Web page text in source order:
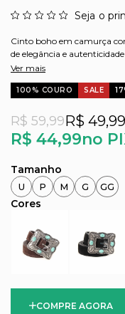
Seja o
Cinto boho em camurça
de elegância e autenticidade
Ver mais
SALE
100% COURO
R$ 44,99no
R$ 59,99R$ 49,99
U P M G GG
COMPRE AGORA